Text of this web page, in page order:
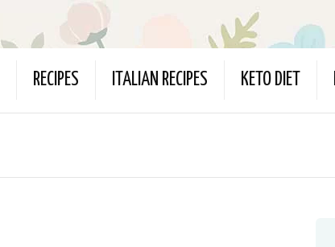
RECIPES ITALIAN RECIPES KETO DIET